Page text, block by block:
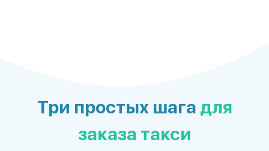
Три простых шага для
заказа такси